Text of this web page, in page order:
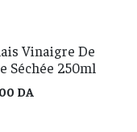
Vinaigre De
Séchée 250ml
DA